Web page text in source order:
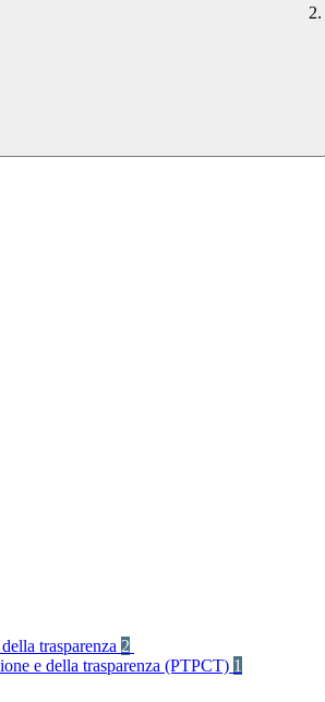
trasparenza 2
e della trasparenza (PTPCT) 1